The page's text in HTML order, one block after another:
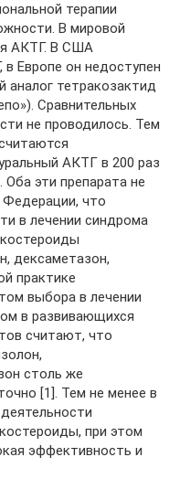
терапии
В мировой
АКТГ. В США
в Европе он недоступен
аналог тетракозактид
Сравнительных
не проводилось. Тем
АКТГ в 200 раз
Оба эти препарата не
Федерации, что
в лечении синдрома
дексаметазон,
практике
выбора в лечении
в развивающихся
считают, что
столь же
[1]. Тем не менее в
при этом
эффективность и